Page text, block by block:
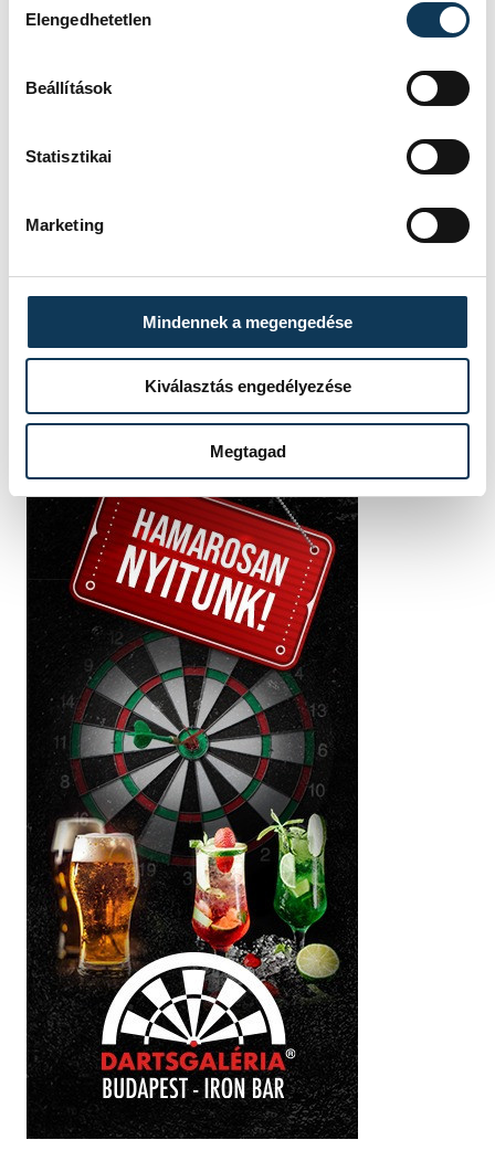
Elengedhetetlen
Beállítások
Statisztikai
Marketing
Mindennek a megengedése
Kiválasztás engedélyezése
Megtagad
SOROZAT
HAZAI
IDŐPONT